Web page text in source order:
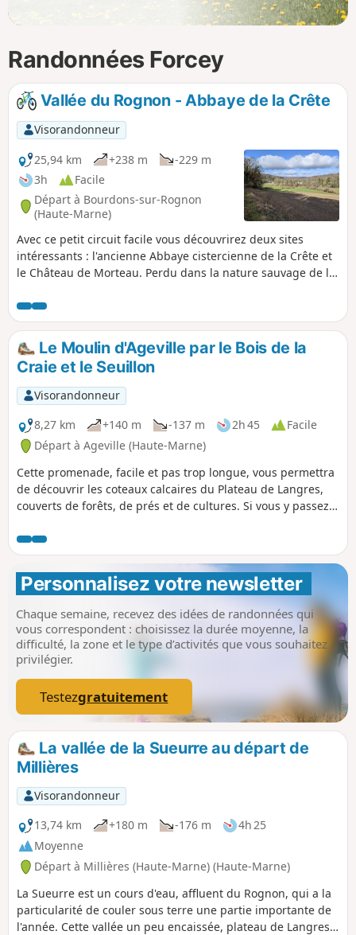
Randonnées Forcey
Vallée du Rognon - Abbaye de la Crête
Visorandonneur
25,94 km
+238 m
-229 m
3h
Facile
Départ à Bourdons-sur-Rognon
(Haute-Marne)
Avec ce petit circuit facile vous découvrirez deux sites
intéressants : l'ancienne Abbaye cistercienne de la Crête et
le Château de Morteau. Perdu dans la nature sauvage de la
de pêcheurs à découvrir.
Le Moulin d'Ageville par le Bois de la
Craie et le Seuillon
Visorandonneur
8,27 km
+140 m -137 m 2h 45
Facile
Départ à Ageville (Haute-Marne)
Cette promenade, facile et pas trop longue, vous permettra
de découvrir les coteaux calcaires du Plateau de Langres,
couverts de forêts, de prés et de cultures. Si vous y passez
qui a gardé son barrage et son plan d'eau, vous offrira une
pause à mi-chemin. Iveta vous proposera des
rafraîchissements autour du bar extérieur. Au Moulin
d'Ageville, les fins observateurs reconnaîtront le travail de
calcification de l'eau qui forme une sorte de petite truffière,
avec sa flore hydrophile particulière.
Personnalisez votre newsletter
Chaque semaine, recevez des idées de randonnées qui
vous correspondent : choisissez la durée moyenne, la
difficulté, la zone et le type d’activités que vous souhaitez
privilégier.
Testezgratuitement
La vallée de la Sueurre au départ de
Millières
Visorandonneur
13,74 km
+180 m -176 m
4h 25
Moyenne
Départ à Millières (Haute-Marne) (Haute-Marne)
La Sueurre est un cours d'eau, affluent du Rognon, qui a la
particularité de couler sous terre une partie importante de
l'année. Cette vallée un peu encaissée, plateau de Langres